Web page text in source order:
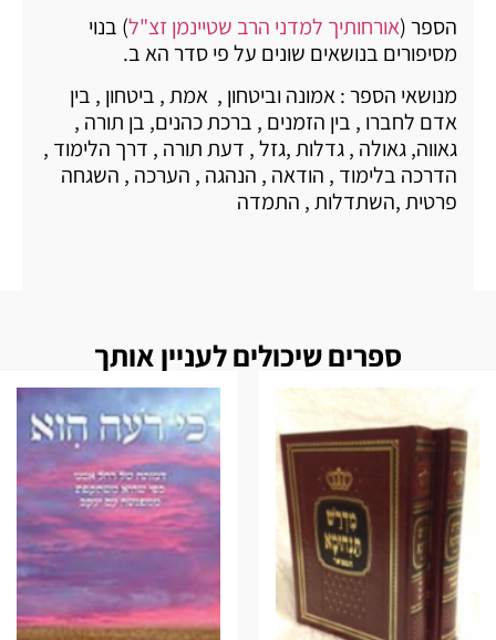
הספר (אורחותיך למדני הרב שטיינמן זצ"ל) בנוי
מסיפורים בנושאים שונים על פי סדר הא ב.
מנושאי הספר : אמונה וביטחון , אמת , ביטחון , בין
אדם לחברו , בין הזמנים , ברכת כהנים, בן תורה ,
גאווה, גאולה , גדלות ,גזל , דעת תורה , דרך הלימוד ,
הדרכה בלימוד , הודאה , הנהגה , הערכה , השגחה
פרטית ,השתדלות , התמדה
ספרים שיכולים לעניין אותך